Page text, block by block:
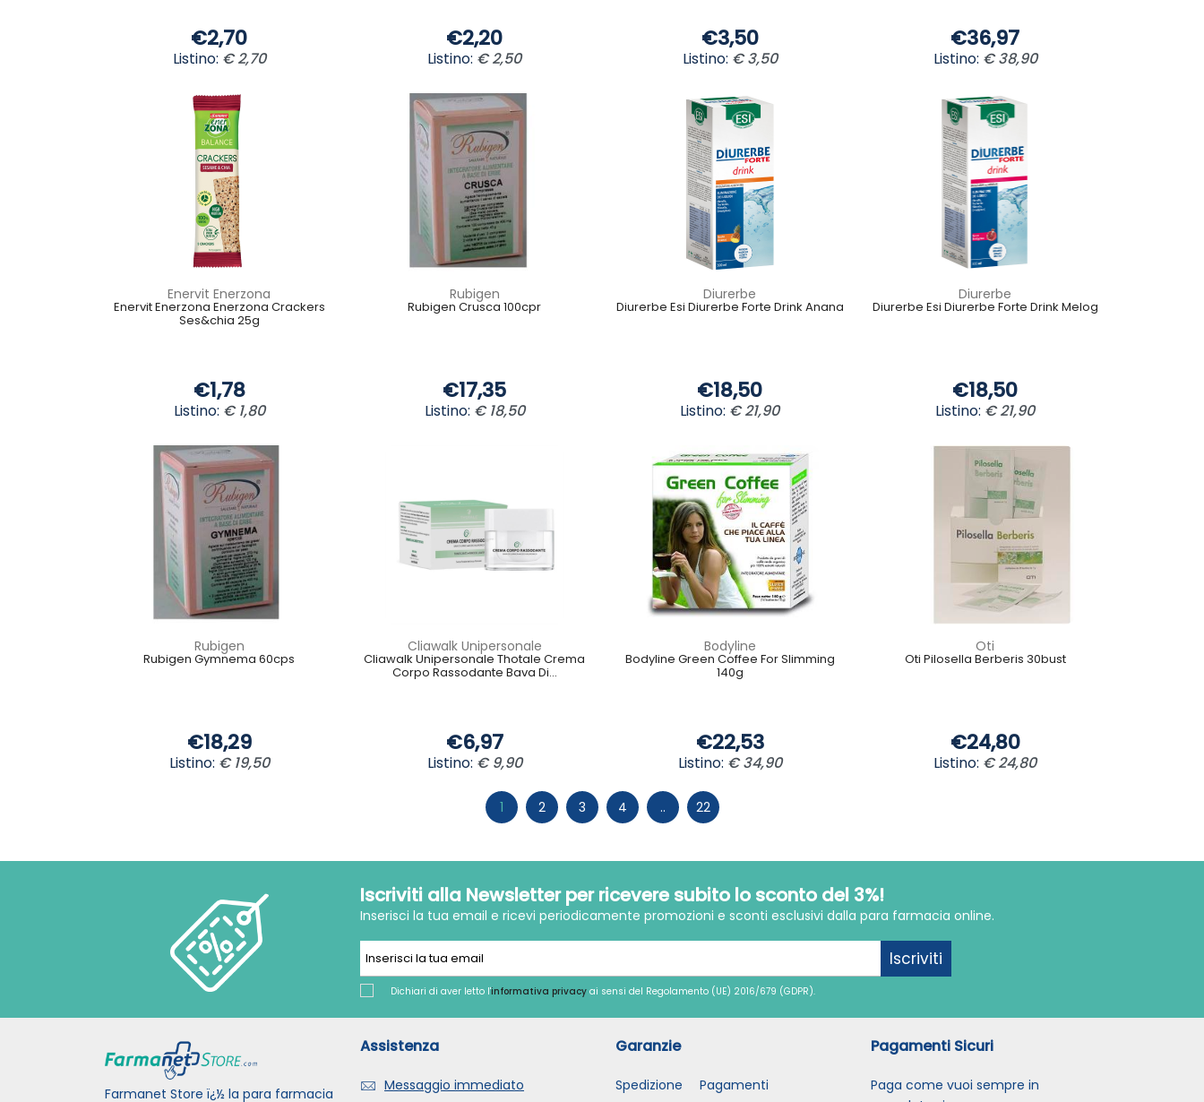
€2,70
Listino: € 2,70
€2,20
Listino: € 2,50
€3,50
Listino: € 3,50
€36,97
Listino: € 38,90
Enervit Enerzona
Enervit Enerzona Enerzona Crackers
Ses&chia 25g
€1,78
Listino: € 1,80
Rubigen
Rubigen Crusca 100cpr
€17,35
Listino: € 18,50
Diurerbe
Diurerbe Esi Diurerbe Forte Drink Anana
€18,50
Listino: € 21,90
Diurerbe
Diurerbe Esi Diurerbe Forte Drink Melog
€18,50
Listino: € 21,90
Rubigen
Rubigen Gymnema 60cps
€18,29
Listino: € 19,50
Cliawalk Unipersonale
Cliawalk Unipersonale Thotale Crema
Corpo Rassodante Bava Di...
€6,97
Listino: € 9,90
Bodyline
Bodyline Green Coffee For Slimming
140g
€22,53
Listino: € 34,90
Oti
Oti Pilosella Berberis 30bust
€24,80
Listino: € 24,80
1 2 3 4 .. 22
Iscriviti alla Newsletter per ricevere subito lo sconto del 3%!
Inserisci la tua email e ricevi periodicamente promozioni e sconti esclusivi dalla para farmacia online.
Iscriviti
Dichiari di aver letto l'informativa privacy ai sensi del Regolamento (UE) 2016/679 (GDPR).
Farmanet Store ï¿½ la para farmacia
Assistenza
Messaggio immediato
Garanzie
Spedizione Pagamenti
Pagamenti Sicuri
Paga come vuoi sempre in